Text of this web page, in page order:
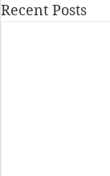
Recent Posts